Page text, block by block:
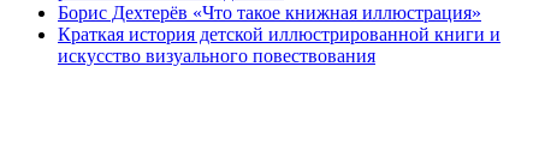
Борис Дехтерёв «Что такое книжная иллюстрация»
Краткая история детской иллюстрированной книги и
искусство визуального повествования